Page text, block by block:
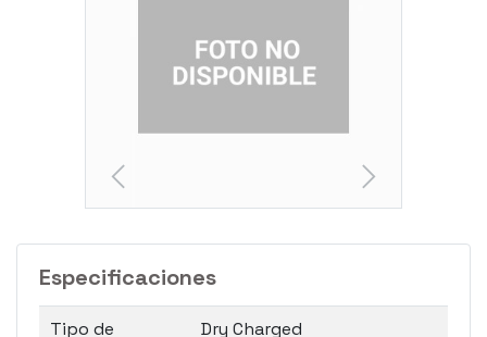
Especificaciones
Tipo de
Dry Charged